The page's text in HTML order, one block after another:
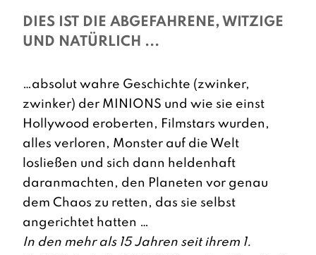
DIES IST DIE ABGEFAHRENE, WITZIGE
UND NATÜRLICH ...
…absolut wahre Geschichte (zwinker,
zwinker) der MINIONS und wie sie einst
Hollywood eroberten, Filmstars wurden,
alles verloren, Monster auf die Welt
losließen und sich dann heldenhaft
daranmachten, den Planeten vor genau
dem Chaos zu retten, das sie selbst
angerichtet hatten …
In den mehr als 15 Jahren seit ihrem 1.